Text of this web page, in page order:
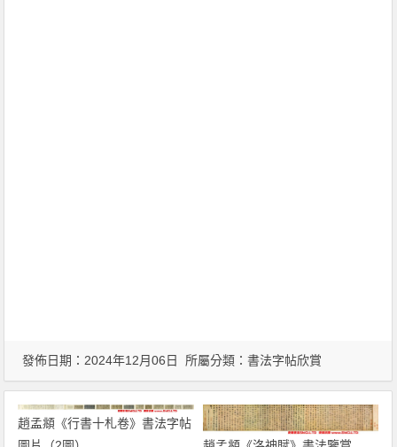
發佈日期：2024年12月06日 所屬分類：書法字帖欣賞
趙孟頫《行書十札卷》書法字帖